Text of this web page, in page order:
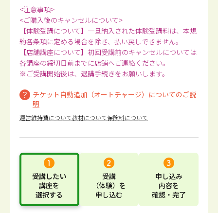
<注意事項>
<ご購入後のキャンセルについて>
【体験受講について】一旦納入された体験受講料は、本規
約各条項に定める場合を除き、払い戻しできません。
【店舗講座について】初回受講前のキャンセルについては
各講座の締切日前までに店舗へご連絡ください。
※ご受講開始後は、退講手続きをお願いします。
チケット自動追加（オートチャージ）についてのご説
明
運営維持費について教材について保険料について
受講したい
講座を
選択する
受講
（体験） を
申し込む
申し込み
内容を
確認・完了